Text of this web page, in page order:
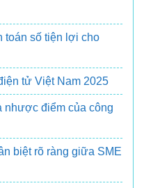
toán số tiện lợi cho
tử Việt Nam 2025
nhược điểm của công
biệt rõ ràng giữa SME